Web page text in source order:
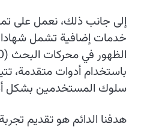
إلى جانب ذلك، نعمل على
باستخدام أدوات متقدمة،
سلوك المستخدمين بشكل
هدفنا الدائم هو تقديم